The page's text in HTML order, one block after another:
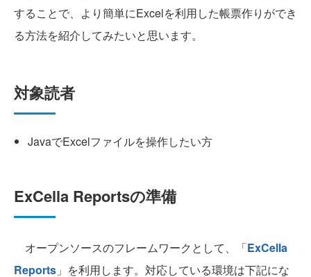
することで、より簡単にExcelを利用した帳票作りができ
る方法を紹介してみたいと思います。
対象読者
JavaでExcelファイルを操作したい方
ExCella Reportsの準備
オープンソースのフレームワークとして、「ExCella
Reports 」を利用します。対応している環境は下記にな